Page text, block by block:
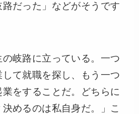
だった」などがそうです
の岐路に立っている。一つ
て就職を探し、もう一つ
をすることだ。どちらに
めるのは私自身だ。」こ